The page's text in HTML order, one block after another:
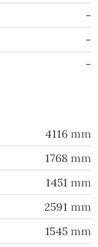
-
-
-
4116 mm
1768 mm
1451 mm
2591 mm
1545 mm